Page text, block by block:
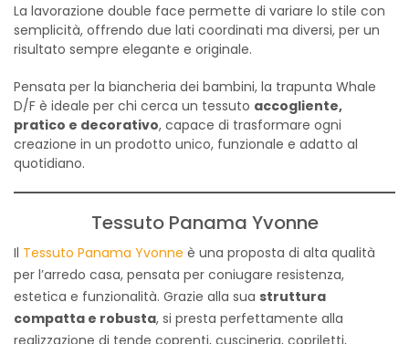
La lavorazione double face permette di variare lo stile con
semplicità, offrendo due lati coordinati ma diversi, per un
risultato sempre elegante e originale.
Pensata per la biancheria dei bambini, la trapunta Whale
D/F è ideale per chi cerca un tessuto accogliente,
pratico e decorativo, capace di trasformare ogni
creazione in un prodotto unico, funzionale e adatto al
quotidiano.
Tessuto Panama Yvonne
Il Tessuto Panama Yvonne è una proposta di alta qualità
per l’arredo casa, pensata per coniugare resistenza,
estetica e funzionalità. Grazie alla sua struttura
compatta e robusta, si presta perfettamente alla
realizzazione di tende coprenti, cuscineria, copriletti,